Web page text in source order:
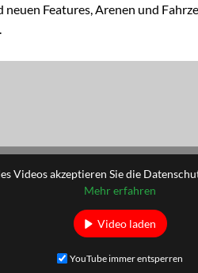
Features, Arenen und
Videos akzeptieren Sie die
Mehr erfahren
Video laden
YouTube immer entsperren